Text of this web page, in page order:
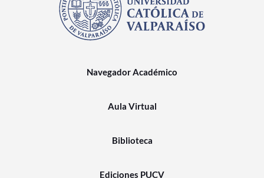
Navegador Académico
Aula Virtual
Biblioteca
Ediciones PUCV